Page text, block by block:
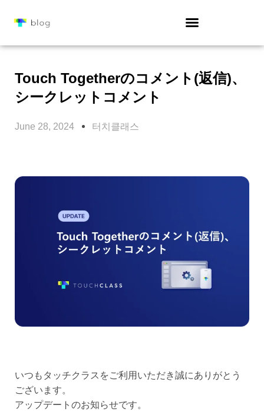
Touch Togetherのコメント(返信)、
シークレットコメント
June 28, 2024 터치클래스
いつもタッチクラスをご利用いただき誠にありがとう
ございます。
アップデートのお知らせです。